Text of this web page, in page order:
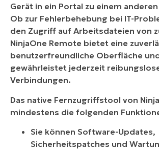
Gerät in ein Portal zu einem
Ob zur Fehlerbehebung bei IT-
den Zugriff auf Arbeitsdateien von
NinjaOne Remote bietet eine
benutzerfreundliche Oberfläche
gewährleistet jederzeit
Verbindungen.
Das native Fernzugriffstool von
mindestens die folgenden
Sie können Software-Updates,
Sicherheitspatches und